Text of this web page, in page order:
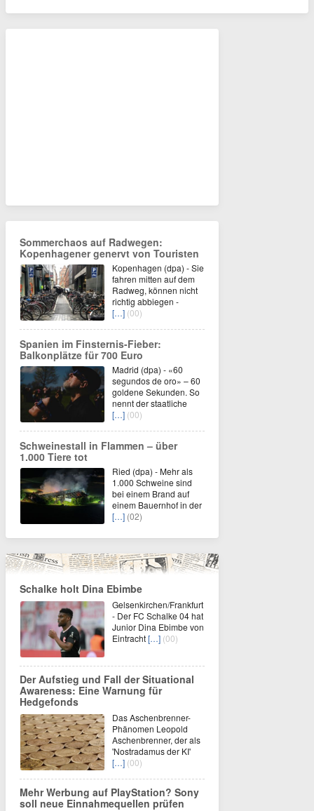
Sommerchaos auf Radwegen:
Kopenhagener genervt von Touristen
Kopenhagen (dpa) - Sie
fahren mitten auf dem
Radweg, können nicht
richtig abbiegen -
[…] (00)
Spanien im Finsternis-Fieber:
Balkonplätze für 700 Euro
Madrid (dpa) - «60
segundos de oro» – 60
goldene Sekunden. So
nennt der staatliche
[…] (00)
Schweinestall in Flammen – über
1.000 Tiere tot
Ried (dpa) - Mehr als
1.000 Schweine sind
bei einem Brand auf
einem Bauernhof in der
[…] (02)
Schalke holt Dina Ebimbe
Gelsenkirchen/Frankfurt
- Der FC Schalke 04 hat
Junior Dina Ebimbe von
Eintracht[…] (00)
Der Aufstieg und Fall der Situational
Awareness: Eine Warnung für
Hedgefonds
Das Aschenbrenner-
Phänomen Leopold
Aschenbrenner, der als
'Nostradamus der KI'
[…] (00)
Mehr Werbung auf PlayStation? Sony
soll neue Einnahmequellen prüfen